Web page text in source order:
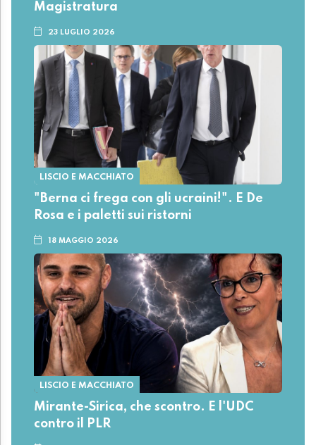
Magistratura
23 LUGLIO 2026
LISCIO E MACCHIATO
"Berna ci frega con gli ucraini!". E De
Rosa e i paletti sui ristorni
18 MAGGIO 2026
LISCIO E MACCHIATO
Mirante-Sirica, che scontro. E l'UDC
contro il PLR